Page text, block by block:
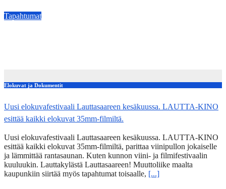
Tapahtumat
Elokuvat ja Dokumentit
Uusi elokuvafestivaali Lauttasaareen kesäkuussa. LAUTTA-KINO
esittää kaikki elokuvat 35mm-filmiltä.
Uusi elokuvafestivaali Lauttasaareen kesäkuussa. LAUTTA-KINO
esittää kaikki elokuvat 35mm-filmiltä, parittaa viinipullon jokaiselle
ja lämmittää rantasaunan. Kuten kunnon viini- ja filmifestivaalin
kuuluukin. Lauttakylästä Lauttasaareen! Muuttoliike maalta
kaupunkiin siirtää myös tapahtumat toisaalle, [...]